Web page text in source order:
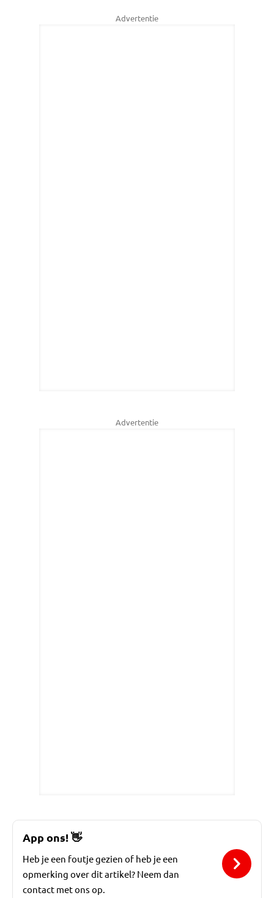
Advertentie
Advertentie
App ons!👋
Heb je een foutje gezien of heb je een
opmerking over dit artikel? Neem dan
contact met ons op.